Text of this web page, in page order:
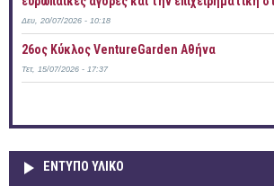
Δευ, 20/07/2026 - 10:18
26ος Κύκλος VentureGarden Αθήνα
Τετ, 15/07/2026 - 17:37
ΕΝΤΥΠΟ ΥΛΙΚΟ